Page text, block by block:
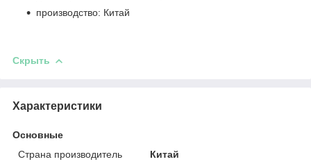
производство: Китай
Скрыть
Характеристики
Основные
Страна производитель
Китай